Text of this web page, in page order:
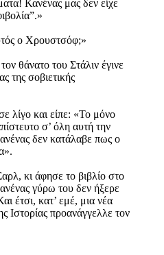
Κανένας μας δεν είχε
ο Χρουστσόφ;»
θάνατο του Στάλιν έγινε
της σοβιετικής
λίγο και είπε: «Το μόνο
σ’ όλη αυτή την
δεν κατάλαβε πως ο
κι άφησε το βιβλίο στο
γύρω του δεν ήξερε
έτσι, κατ’ εμέ, μια νέα
Ιστορίας προανάγγελλε τον